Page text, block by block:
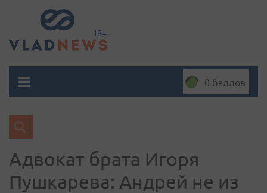
0 баллов
Адвокат брата Игоря
Пушкарева: Андрей не из